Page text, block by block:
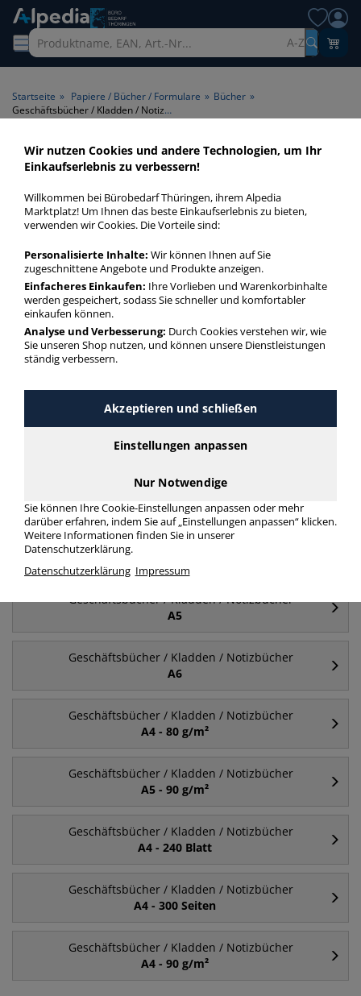
A-Z
Startseite » Papiere / Bücher / Formulare » Bücher »
Geschäftsbücher / Kladden / Notizbücher A4 kariert Hardcover
Geschäftsbücher / Kladden /
Notizbücher A4 kariert
Hardcover > Format A4 >
Lineatur kariert > Einband-
Art Hardcover
Geschäftsbücher / Kladden / Notizbücher A4 kariert
Hardcover in bester Qualität zum günstigen Preis. Finden Sie
schnell Geschäftsbücher / Kladden / Notizbücher A4 kariert
Hardcover mit unserer Filter-Funktion.
Geschäftsbücher / Kladden / Notizbücher A4
kariert Hardcover
mehr Infos zur Kategorie
Geschäftsbücher / Kladden / Notizbücher
Geschäftsbücher / Kladden / Notizbücher
A5
Geschäftsbücher / Kladden / Notizbücher
A6
Geschäftsbücher / Kladden / Notizbücher
A4 - 80 g/m²
Geschäftsbücher / Kladden / Notizbücher
A5 - 90 g/m²
Geschäftsbücher / Kladden / Notizbücher
A4 - 240 Blatt
Geschäftsbücher / Kladden / Notizbücher
A4 - 300 Seiten
Geschäftsbücher / Kladden / Notizbücher
A4 - 90 g/m²
Wir nutzen Cookies und andere Technologien, um Ihr
Einkaufserlebnis zu verbessern!
Willkommen bei Bürobedarf Thüringen, ihrem Alpedia
Marktplatz! Um Ihnen das beste Einkaufserlebnis zu bieten,
verwenden wir Cookies. Die Vorteile sind:
Personalisierte Inhalte: Wir können Ihnen auf Sie
zugeschnittene Angebote und Produkte anzeigen.
Einfacheres Einkaufen: Ihre Vorlieben und Warenkorbinhalte
werden gespeichert, sodass Sie schneller und komfortabler
einkaufen können.
Analyse und Verbesserung: Durch Cookies verstehen wir, wie
Sie unseren Shop nutzen, und können unsere Dienstleistungen
ständig verbessern.
Akzeptieren und schließen
Einstellungen anpassen
Nur Notwendige
Sie können Ihre Cookie-Einstellungen anpassen oder mehr
darüber erfahren, indem Sie auf „Einstellungen anpassen“ klicken.
Weitere Informationen finden Sie in unserer
Datenschutzerklärung.
Datenschutzerklärung Impressum